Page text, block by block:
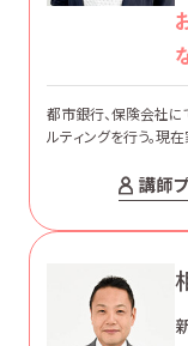
都市銀行、保険会社に
ルティングを行う。現
講師